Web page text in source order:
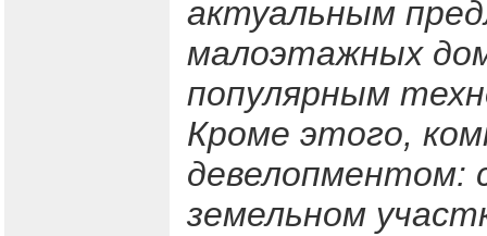
актуальным
малоэтажных
популярным
Кроме этого,
девелопментом:
земельном